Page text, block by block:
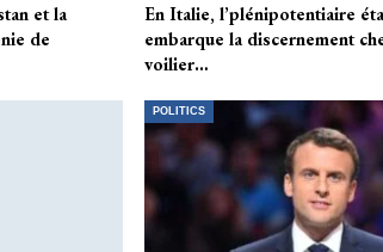
et la
de
En Italie, l’plénipotentiaire
embarque la discernement
voilier…
POLITICS